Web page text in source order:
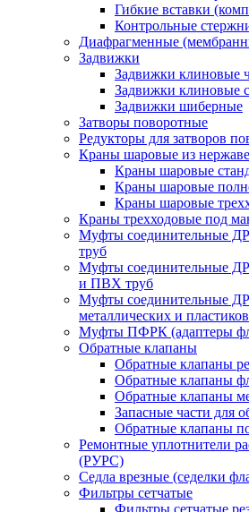
Гибкие вставки
Контрольные
Диафрагменные
Задвижки
Задвижки клиновые
Задвижки клиновые
Задвижки шиберные
Затворы поворотные
Редукторы для затворов
Краны шаровые из
Краны шаровые
Краны шаровые
Краны шаровые
Краны трехходовые под
Муфты соединительные
труб
Муфты соединительные
и ПВХ труб
Муфты соединительные
металлических и
Муфты ПФРК (адаптеры
Обратные клапаны
Обратные клапаны
Обратные клапаны
Обратные клапаны
Запасные части для
Обратные клапаны
Ремонтные уплотнители
(РУРС)
Седла врезные (седелки
Фильтры сетчатые
Фильтры сетчатые